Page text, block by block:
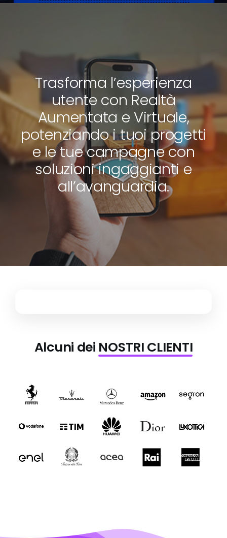
Trasforma l’esperienza
utente con Realtà
Aumentata e Virtuale,
potenziando i tuoi progetti
e le tue campagne con
soluzioni ingaggianti e
all’avanguardia.
Alcuni dei NOSTRI CLIENTI